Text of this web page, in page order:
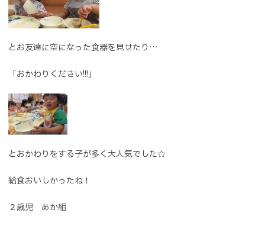
とお友達に空になった食器を見せたり…
「おかわりください!!!」
とおかわりをする子が多く大人気でした☆
給食おいしかったね！
２歳児 あか組